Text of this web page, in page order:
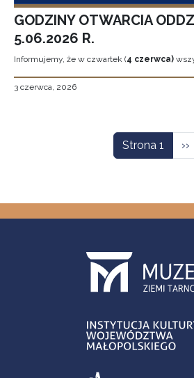
GODZINY OTWARCIA
5.06.2026 R.
Informujemy, że w czwartek (4 czerwca)
3 czerwca, 2026
Strona 1 ››